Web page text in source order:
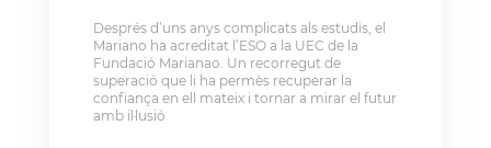
Després d’uns anys complicats als estudis, el
Mariano ha acreditat l’ESO a la UEC de la
Fundació Marianao. Un recorregut de
superació que li ha permès recuperar la
confiança en ell mateix i tornar a mirar el futur
amb il·lusió